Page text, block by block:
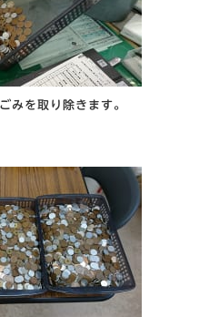
みを取り除きます。